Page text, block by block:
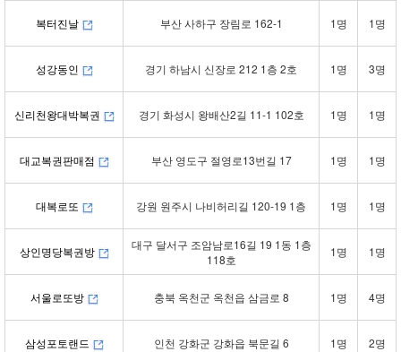
복터진날 부산 사하구 장림로 162-1 1명 1명
성강동인 경기 하남시 신장로 212 1층 2호 1명 3명
신리천왕대박복권 경기 화성시 왕배산2길 11-1 102호 1명 1명
대교복권판매점 부산 영도구 절영로13번길 17 1명 1명
대복로또 강원 원주시 나비허리길 120-19 1층 1명 1명
상인명당복권방
대구 달서구 조암남로16길 19 1동 1층
118호
1명 1명
서울로또방 충북 옥천군 옥천읍 삼금로 8 1명 4명
삼성포토랜드 인천 강화군 강화읍 북문길 6 1명 2명